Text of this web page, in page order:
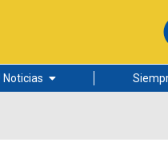
Noticias